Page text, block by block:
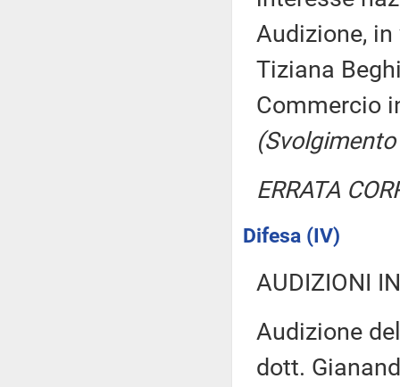
Audizione,
Tiziana
Commercio
ERRATA
Difesa (IV)
AUDIZIONI
Audizione
dott.